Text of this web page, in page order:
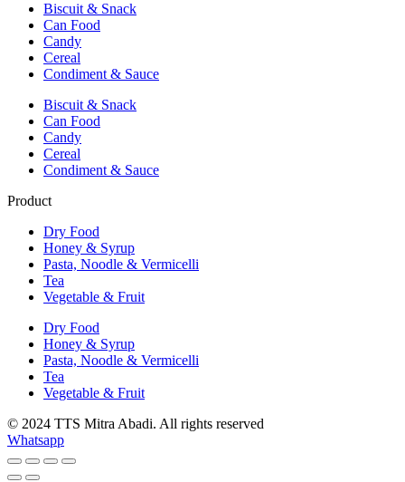
Biscuit & Snack
Can Food
Candy
Cereal
Condiment & Sauce
Biscuit & Snack
Can Food
Candy
Cereal
Condiment & Sauce
Product
Dry Food
Honey & Syrup
Pasta, Noodle & Vermicelli
Tea
Vegetable & Fruit
Dry Food
Honey & Syrup
Pasta, Noodle & Vermicelli
Tea
Vegetable & Fruit
© 2024 TTS Mitra Abadi. All rights reserved
Whatsapp